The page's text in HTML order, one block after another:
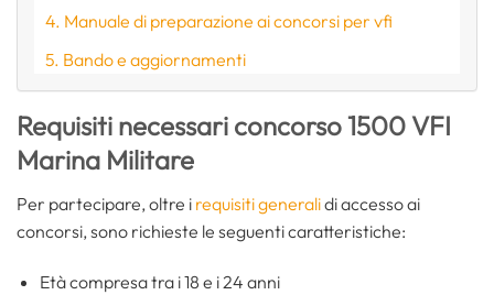
Manuale di preparazione ai concorsi per vfi
Bando e aggiornamenti
Requisiti necessari concorso 1500 VFI
Marina Militare
Per partecipare, oltre i requisiti generalidi accesso ai
concorsi, sono richieste le seguenti caratteristiche:
Età compresa tra i 18 e i 24 anni